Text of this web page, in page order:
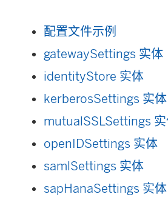
配置文件示例
gatewaySettings 实体
identityStore 实体
kerberosSettings 实体
mutualSSLSettings
openIDSettings 实体
samlSettings 实体
sapHanaSettings 实体